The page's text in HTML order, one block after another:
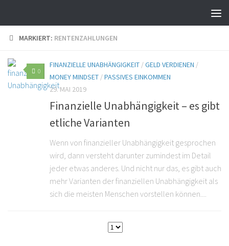
MARKIERT: RENTENZAHLUNGEN
0
FINANZIELLE UNABHÄNGIGKEIT /GELD VERDIENEN /
MONEY MINDSET /PASSIVES EINKOMMEN
29. MAI 2019
Finanzielle Unabhängigkeit – es gibt
etliche Varianten
Wenn von finanzieller Unabhängigkeit gesprochen
wird, dann versteht darunter zumindest im Detail
jeder etwas anderes. Und nicht nur das, es gibt auch
mehr Varianten der finanziellen Unabhängigkeit als
sich die meisten Menschen vorstellen können....